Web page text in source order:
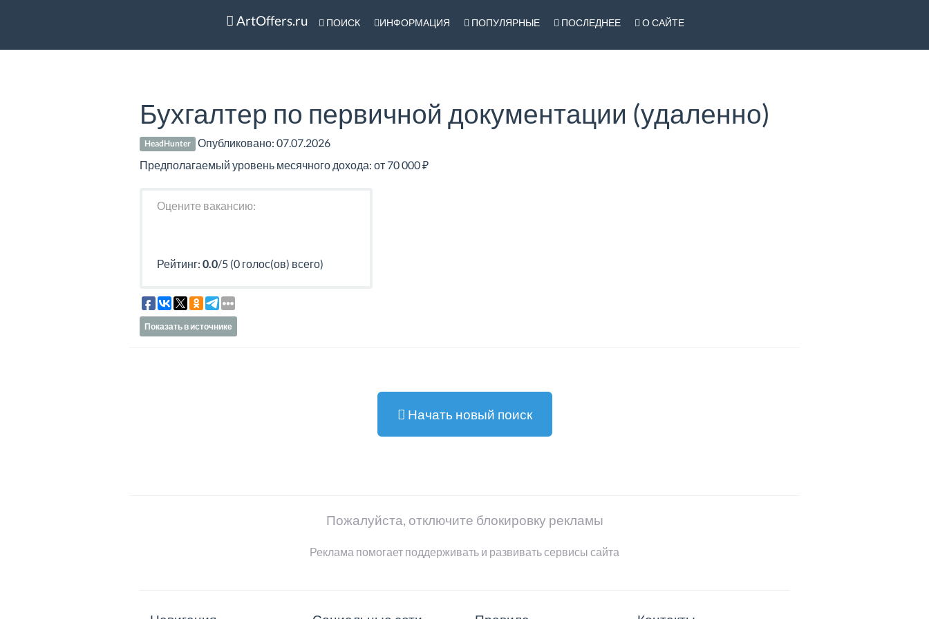
ArtOffers.ru ПОИСК ИНФОРМАЦИЯ ПОПУЛЯРНЫЕ ПОСЛЕДНЕЕ О САЙТЕ
Бухгалтер по первичной документации (удаленно)
HeadHunter Опубликовано:07.07.2026
Предполагаемый уровень месячного дохода: от 70 000 ₽
Оцените вакансию:
Рейтинг: 0.0/5 (0 голос(ов) всего)
Показать в источнике
Начать новый поиск
Пожалуйста, отключите блокировку рекламы
Реклама помогает поддерживать и развивать сервисы сайта